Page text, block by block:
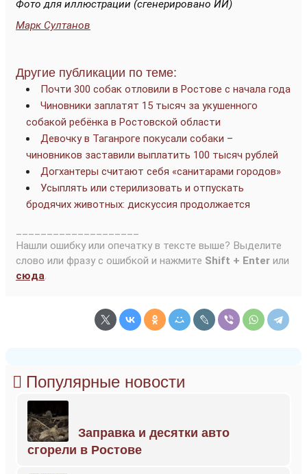
Фото для иллюстрации (сгенерировано ИИ)
Марк Султанов
Другие публикации по теме:
Почти 300 собак отловили в Ростове с начала года
Чиновники заплатят 15 тысяч за укушенного
собакой ребёнка в Ростовской области
Девочку в Таганроге покусали собаки –
чиновников заставили выплатить 100 тысяч рублей
Догхантеры считают себя «санитарами городов»
Усыплять или стерилизовать и отпускать
бродячих животных: дискуссия продолжается
Нашли ошибку или опечатку в тексте выше? Выделите
слово или фразу с ошибкой и нажмите Shift + Enter или
сюда.
Популярные новости
Заправка и десятки авто
сгорели в Ростове